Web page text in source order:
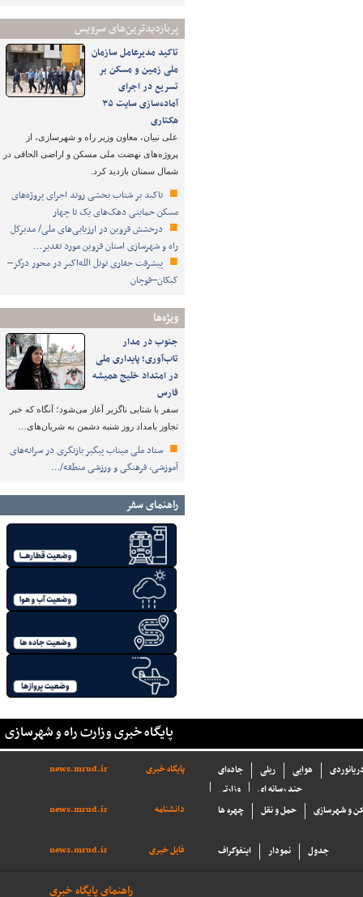
پربازدیدترین‌های سرویس
تاکید مدیرعامل سازمان
ملی زمین و مسکن بر
تسریع در اجرای
آماده‌سازی سایت ۳۵
هکتاری
علی نبیان، معاون وزیر راه و شهرسازی، از
پروژه‌های نهضت ملی مسکن و اراضی الحاقی در
شمال سمنان بازدید کرد.
تاکید بر شتاب ‌بخشی روند اجرای پروژه‌های
مسکن حمایتی دهک‌های یک تا چهار
درخشش قزوین در ارزیابی‌های ملی/ مدیرکل
راه و شهرسازی استان قزوین مورد تقدیر…
پیشرفت حفاری تونل الله‌اکبر در محور درگز–
کبکان–قوچان
ویژه‌ها
جنوب در مدار
تاب‌آوری؛ پایداری ملی
در امتداد خلیج همیشه
فارس
سفر با شتابی ناگزیر آغاز می‌شود؛ آنگاه که خبر
تجاوز بامداد روز شنبه دشمن به شریان‌های…
ستاد ملی میناب پیگیر بازنگری در سرانه‌های
آموزشی، فرهنگی و ورزشی منطقه/…
راهنمای سفر
پایگاه خبری وزارت راه و شهرسازی
پایگاه خبری news.mrud.ir جاده‌ای ریلی هوایی
وزارتی
چند رسانه ای
دانشنامه
news.mrud.ir چهره ها حمل و نقل و شهرسازی
فایل خبری news.mrud.ir اینفوگراف نمودار جدول
راهنمای پایگاه خبری